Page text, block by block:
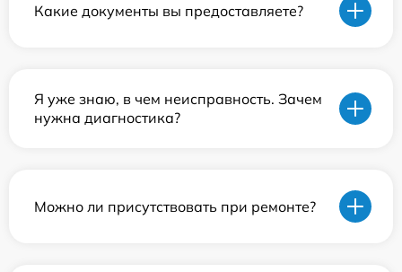
Какие документы вы предоставляете?
Я уже знаю, в чем неисправность. Зачем
нужна диагностика?
Можно ли присутствовать при ремонте?